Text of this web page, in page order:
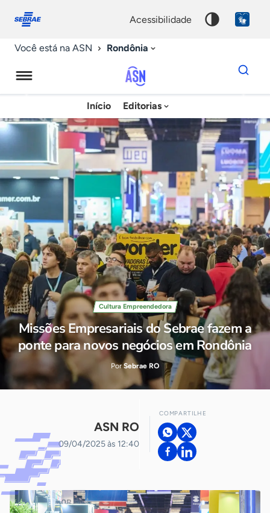
conosco
acessibilidade
Você está na ASN Rondônia
Agência
Sebrae
de
Notícias
Início Editorias
Dados
para
chave
Cultura Empreendedora
Missões Empresariais do Sebrae fazem a
ponte para novos negócios em Rondônia
PorSebrae RO
ASN RO
09/04/2025 às 12:40
COMPARTILHE